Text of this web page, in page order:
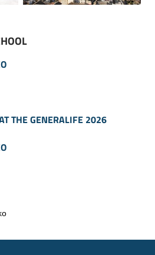
THE GENERALIFE 2026